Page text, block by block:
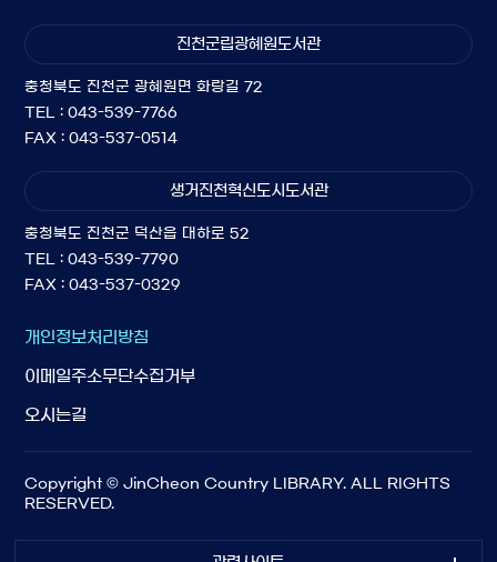
진천군립광혜원도서관
충청북도 진천군 광혜원면 화랑길 72
TEL : 043-539-7766
FAX : 043-537-0514
생거진천혁신도시도서관
충청북도 진천군 덕산읍 대하로 52
TEL : 043-539-7790
FAX : 043-537-0329
개인정보처리방침
이메일주소무단수집거부
오시는길
Copyright © JinCheon Country LIBRARY. ALL RIGHTS
RESERVED.